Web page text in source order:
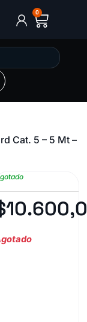
0
Cat. 5 – 5 Mt –